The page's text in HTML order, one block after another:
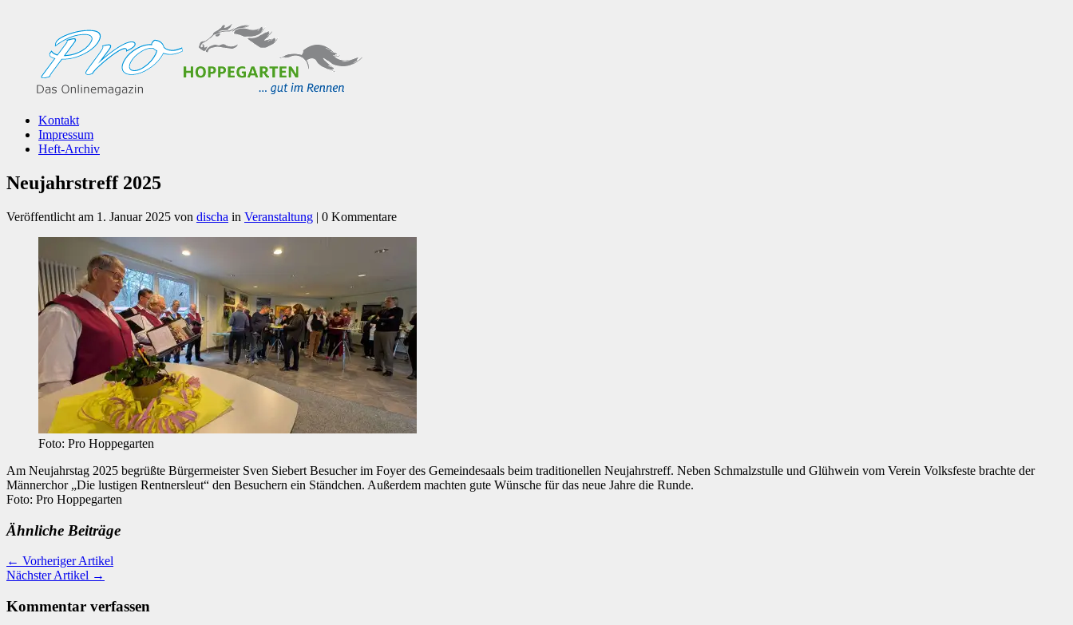
Kontakt
Impressum
Heft-Archiv
Neujahrstreff 2025
Veröffentlicht am 1. Januar 2025 von discha in Veranstaltung | 0 Kommentare
Foto: Pro Hoppegarten
Am Neujahrstag 2025 begrüßte Bürgermeister Sven Siebert Besucher im Foyer des Gemeindesaals beim traditionellen Neujahrstreff. Neben Schmalzstulle und Glühwein vom Verein Volksfeste brachte der
Männerchor „Die lustigen Rentnersleut“ den Besuchern ein Ständchen. Außerdem machten gute Wünsche für das neue Jahre die Runde.
Foto: Pro Hoppegarten
Ähnliche Beiträge
← Vorheriger Artikel
Nächster Artikel →
Kommentar verfassen